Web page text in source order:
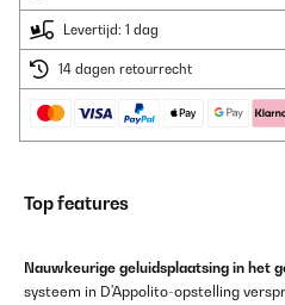
Levertijd: 1 dag
14 dagen retourrecht
Top features
Nauwkeurige geluidsplaatsing in het
systeem in D'Appolito-opstelling